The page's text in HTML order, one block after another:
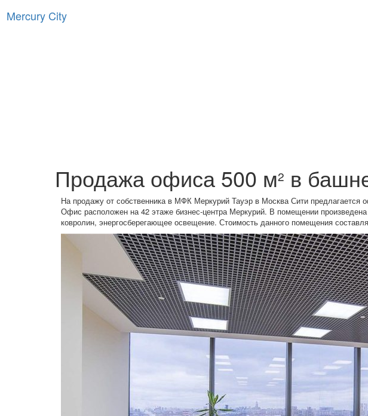
Mercury City
Продажа офиса 500 м2 в
На продажу от собственника в МФК Меркурий Тауэр в Москва Сити
Офис расположен на 42 этаже бизнес-центра Меркурий. В помещении
ковролин, энергосберегающее освещение. Стоимость данного помещения